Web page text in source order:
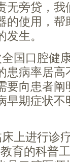
无旁贷，
的使用，
生。
国口腔健
患病率居
要向患者
早期症状
上进行诊
育的科普